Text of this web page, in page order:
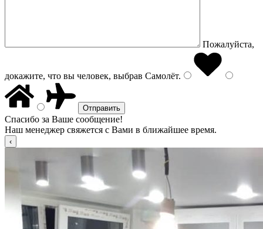
Пожалуйста,
докажите, что вы человек, выбрав Самолёт.
Спасибо за Ваше сообщение!
Наш менеджер свяжется с Вами в ближайшее время.